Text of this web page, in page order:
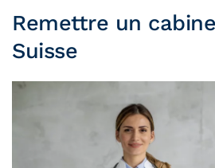
Remettre un
Suisse